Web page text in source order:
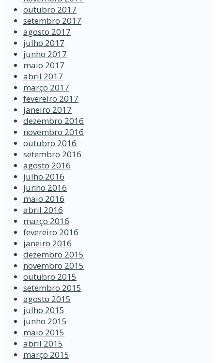
outubro 2017
setembro 2017
agosto 2017
julho 2017
junho 2017
maio 2017
abril 2017
março 2017
fevereiro 2017
janeiro 2017
dezembro 2016
novembro 2016
outubro 2016
setembro 2016
agosto 2016
julho 2016
junho 2016
maio 2016
abril 2016
março 2016
fevereiro 2016
janeiro 2016
dezembro 2015
novembro 2015
outubro 2015
setembro 2015
agosto 2015
julho 2015
junho 2015
maio 2015
abril 2015
março 2015